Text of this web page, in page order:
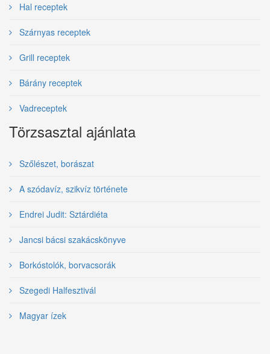
Hal receptek
Szárnyas receptek
Grill receptek
Bárány receptek
Vadreceptek
Törzsasztal ajánlata
Szőlészet, borászat
A szódavíz, szikvíz története
Endrei Judit: Sztárdiéta
Jancsi bácsi szakácskönyve
Borkóstolók, borvacsorák
Szegedi Halfesztivál
Magyar ízek